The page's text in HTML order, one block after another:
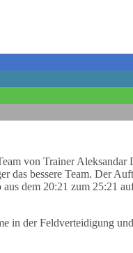
von Trainer
das bessere Team. Der
dem 20:21 zum 25:21
in der Feldverteidigung